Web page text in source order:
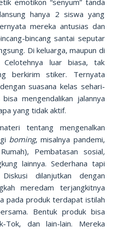
emotikon “senyum” tanda
hanya 2 siswa yang
mereka antusias dan
bincang santai seputar
Di keluarga, maupun di
Celotehnya luar biasa, tak
berkirim stiker. Ternyata
suasana kelas sehari-
mengendalikan jalannya
yang tidak aktif.
tentang mengenalkan
boming, misalnya pandemi,
Pembatasan sosial,
lainnya. Sederhana tapi
dilanjutkan dengan
meredam terjangkitnya
pada produk terdapat istilah
Bentuk produk bisa
dan lain-lain. Mereka